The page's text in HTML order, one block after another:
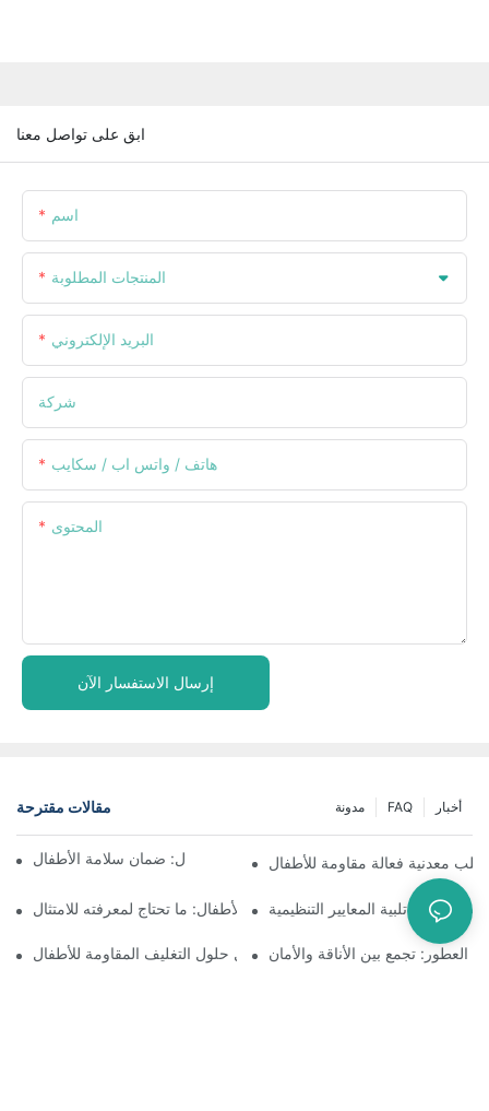
ابق على تواصل معنا
اسم
المنتجات المطلوبة
البريد الإلكتروني
شركة
هاتف / واتس اب / سكايب
المحتوى
إرسال الاستفسار الآن
مقالات مقترحة أخبار FAQ مدونة
فهم التغليف المقاوم للأطفال: ضمان سلامة الأطفالمعدنية فعالة مقاومة للأطفال
زجاجات مقاومة للأطفال: ما تحتاج لمعرفته للامتثالللأطفال: تلبية المعايير التنظيمية
مستقبل حلول التغليف المقاومة للأطفالالعطور: تجمع بين الأناقة والأمان